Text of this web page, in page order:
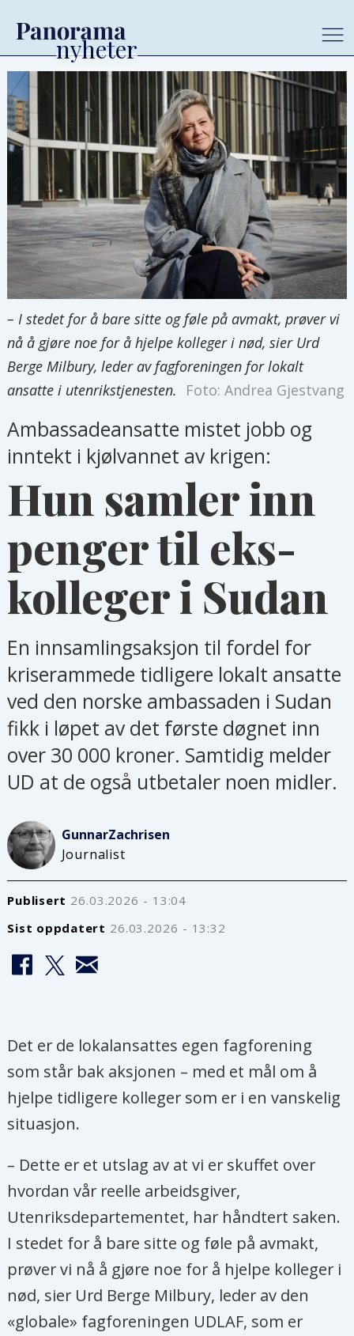
– I stedet for å bare sitte og føle på avmakt, prøver vi
nå å gjøre noe for å hjelpe kolleger i nød, sier Urd
Berge Milbury, leder av fagforeningen for lokalt
ansatte i utenrikstjenesten.
Foto: Andrea Gjestvang
Ambassadeansatte mistet jobb og
inntekt i kjølvannet av krigen:
Hun samler inn
penger til eks-
kolleger i Sudan
En innsamlingsaksjon til fordel for
kriserammede tidligere lokalt ansatte
ved den norske ambassaden i Sudan
fikk i løpet av det første døgnet inn
over 30 000 kroner. Samtidig melder
UD at de også utbetaler noen midler.
GunnarZachrisen
Journalist
Publisert
26.03.2026 - 13:04
Sist oppdatert
26.03.2026 - 13:32
Det er de lokalansattes egen fagforening
som står bak aksjonen – med et mål om å
hjelpe tidligere kolleger som er i en vanskelig
situasjon.
– Dette er et utslag av at vi er skuffet over
hvordan vår reelle arbeidsgiver,
Utenriksdepartementet, har håndtert saken.
I stedet for å bare sitte og føle på avmakt,
prøver vi nå å gjøre noe for å hjelpe kolleger i
nød, sier Urd Berge Milbury, leder av den
«globale» fagforeningen UDLAF, som er